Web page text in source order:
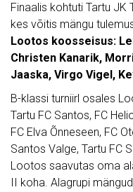
Finaalis kohtuti Tartu JK
kes võitis mängu
Lootos koosseisus:
Christen Kanarik,
Jaaska, Virgo Vigel,
B-klassi turniirl osales
Tartu FC Santos, FC
FC Elva Õnneseen, FC
Santos Valge, Tartu FC
Lootos saavutas oma
II koha. Alagrupi